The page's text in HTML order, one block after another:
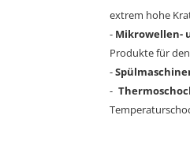
extrem hohe
- Mikrowellen-
Produkte für
-
-